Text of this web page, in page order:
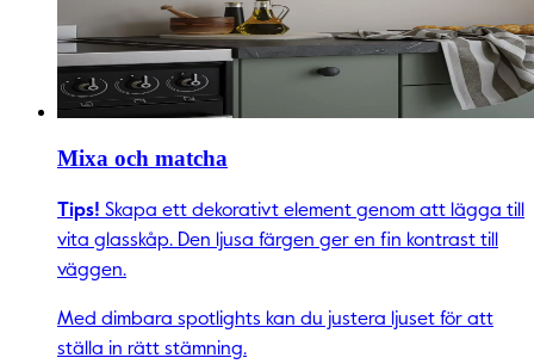
Mixa och matcha
Tips! Skapa ett dekorativt element genom att lägga till
vita glasskåp. Den ljusa färgen ger en fin kontrast till
väggen.
Med dimbara spotlights kan du justera ljuset för att
ställa in rätt stämning.